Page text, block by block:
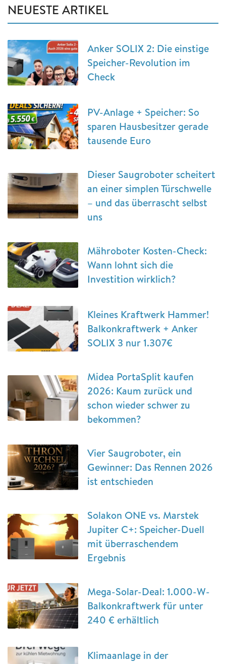
NEUESTE ARTIKEL
Anker SOLIX 2: Die einstige
Speicher-Revolution im
Check
PV-Anlage + Speicher: So
sparen Hausbesitzer gerade
tausende Euro
Dieser Saugroboter scheitert
an einer simplen Türschwelle
– und das überrascht selbst
uns
Mähroboter Kosten-Check:
Wann lohnt sich die
Investition wirklich?
Kleines Kraftwerk Hammer!
Balkonkraftwerk + Anker
SOLIX 3 nur 1.307€
Midea PortaSplit kaufen
2026: Kaum zurück und
schon wieder schwer zu
bekommen?
Vier Saugroboter, ein
Gewinner: Das Rennen 2026
ist entschieden
Solakon ONE vs. Marstek
Jupiter C+: Speicher-Duell
mit überraschendem
Ergebnis
Mega-Solar-Deal: 1.000-W-
Balkonkraftwerk für unter
240 € erhältlich
Klimaanlage in der